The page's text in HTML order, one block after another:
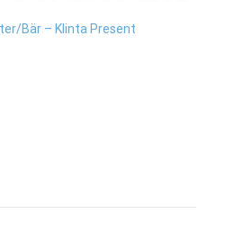
Bär – Klinta Present